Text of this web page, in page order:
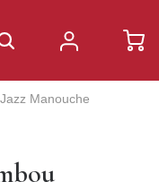
Jazz Manouche